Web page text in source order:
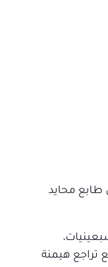
طابع محايد
تراجع هيمنة